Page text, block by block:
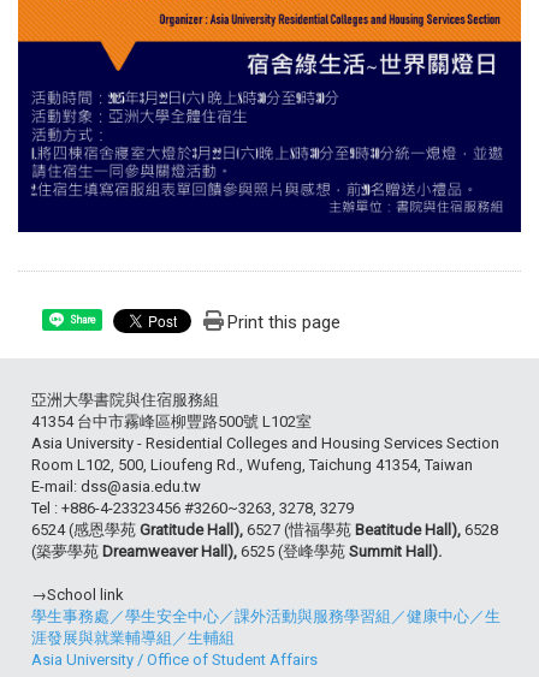
Share Print this page
亞洲大學書院與住宿服務組
41354 台中市霧峰區柳豐路500號 L102室
Asia University - Residential Colleges and Housing Services Section
Room L102, 500, Lioufeng Rd., Wufeng, Taichung 41354, Taiwan
E-mail: dss@asia.edu.tw
Tel : +886-4-23323456 #3260~3263, 3278, 3279
6524 (感恩學苑 Gratitude Hall), 6527 (惜福學苑 Beatitude Hall), 6528
(築夢學苑 Dreamweaver Hall), 6525 (登峰學苑 Summit Hall).
→School link
學生事務處 ／學生安全中心／課外活動與服務學習組 ／健康中心／生
涯發展與就業輔導組 ／生輔組
Asia University / Office of Student Affairs